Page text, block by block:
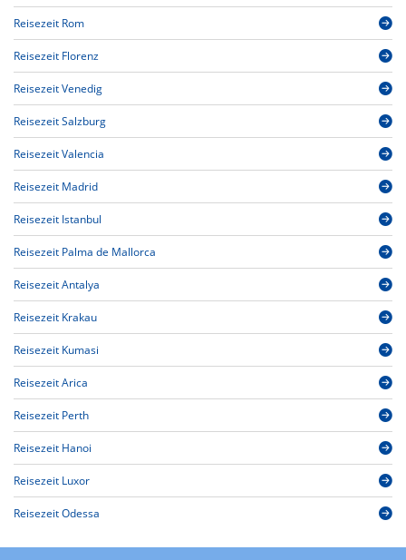
Reisezeit Rom
Reisezeit Florenz
Reisezeit Venedig
Reisezeit Salzburg
Reisezeit Valencia
Reisezeit Madrid
Reisezeit Istanbul
Reisezeit Palma de Mallorca
Reisezeit Antalya
Reisezeit Krakau
Reisezeit Kumasi
Reisezeit Arica
Reisezeit Perth
Reisezeit Hanoi
Reisezeit Luxor
Reisezeit Odessa